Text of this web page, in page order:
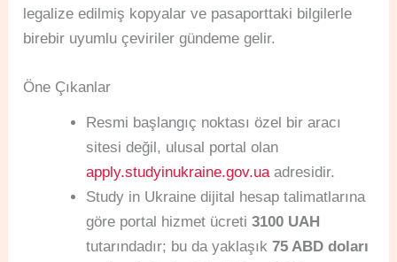
legalize edilmiş kopyalar ve pasaporttaki bilgilerle
birebir uyumlu çeviriler gündeme gelir.
Öne Çıkanlar
Resmi başlangıç noktası özel bir aracı
sitesi değil, ulusal portal olan
apply.studyinukraine.gov.uaadresidir.
Study in Ukraine dijital hesap talimatlarına
göre portal hizmet ücreti3100 UAH
tutarındadır; bu da yaklaşık75 ABD doları